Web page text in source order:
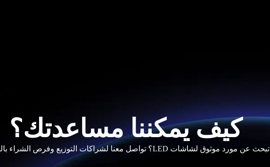
كيف يمكننا مساعدتك؟
تبحث عن مورد موثوق لشاشات LED؟ تواصل معنا لشراكات التوزيع وفرص الشراء بالجملة.